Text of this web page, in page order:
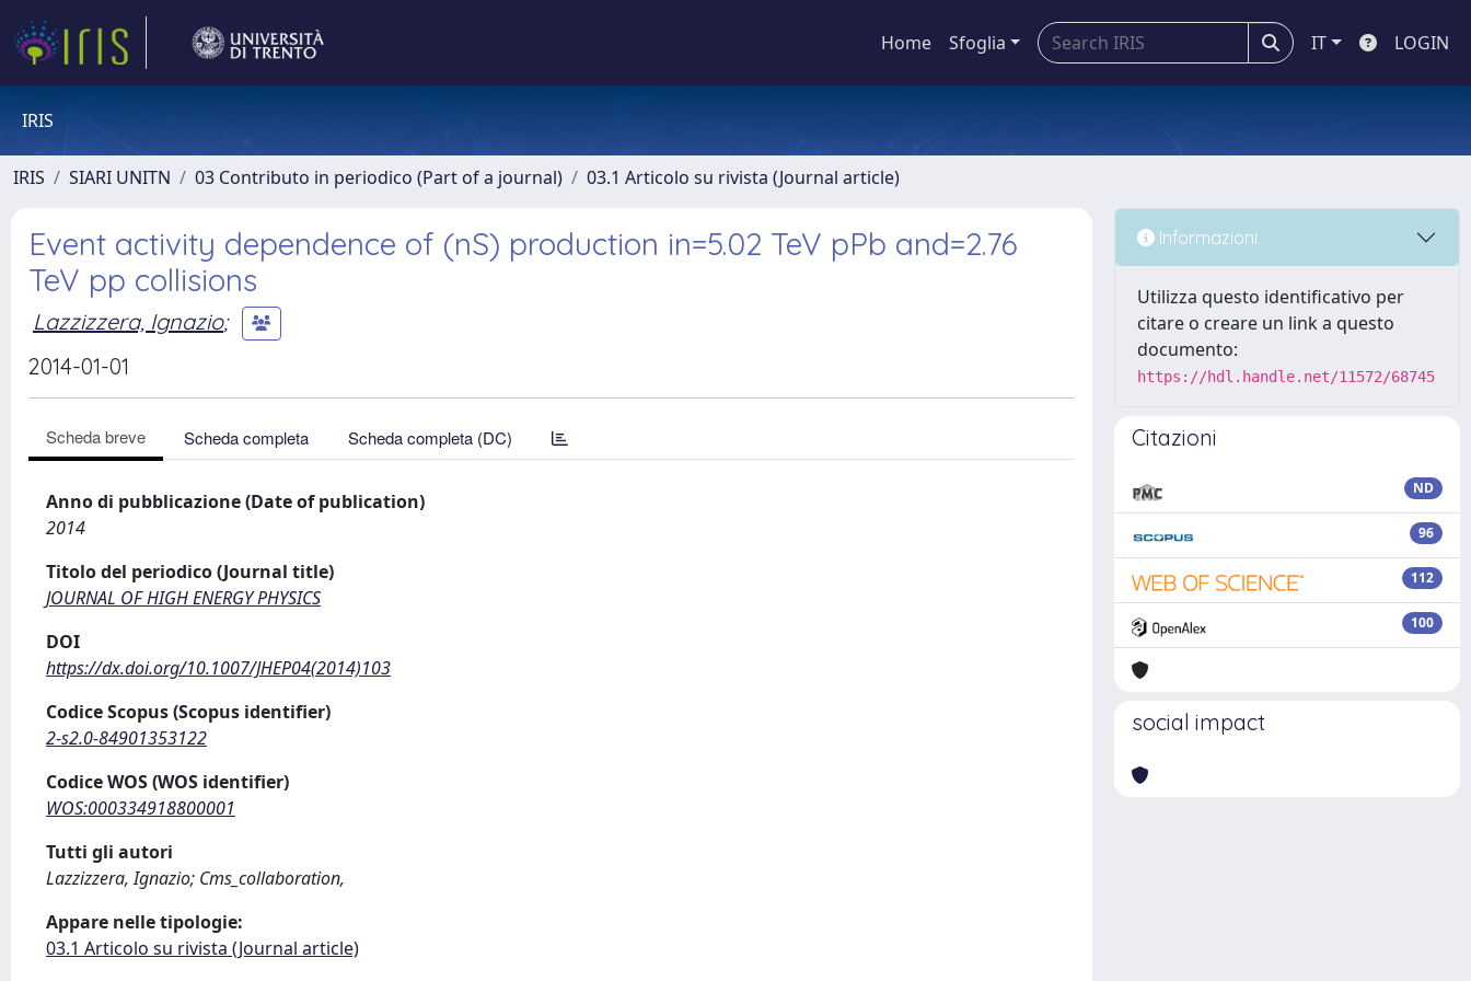
Home Sfoglia IT LOGIN
IRIS
IRIS SIARI UNITN 03 Contributo in periodico (Part of a journal) 03.1 Articolo su rivista (Journal article)
Event activity dependence of (nS) production in=5.02 TeV pPb and=2.76
TeV pp collisions
Lazzizzera, Ignazio;
2014-01-01
Scheda breve Scheda completa Scheda completa (DC)
Anno di pubblicazione (Date of publication)
2014
Titolo del periodico (Journal title)
JOURNAL OF HIGH ENERGY PHYSICS
DOI
https://dx.doi.org/10.1007/JHEP04(2014)103
Codice Scopus (Scopus identifier)
2-s2.0-84901353122
Codice WOS (WOS identifier)
WOS:000334918800001
Tutti gli autori
Lazzizzera, Ignazio; Cms_collaboration,
Appare nelle tipologie:
03.1 Articolo su rivista (Journal article)
Informazioni
Utilizza questo identificativo per
citare o creare un link a questo
documento:
https://hdl.handle.net/11572/68745
Citazioni
ND
96
112
100
social impact